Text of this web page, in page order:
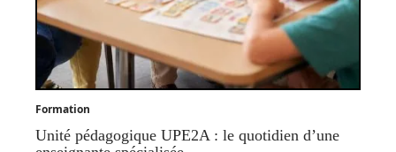
Formation
Unité pédagogique UPE2A : le quotidien d’une